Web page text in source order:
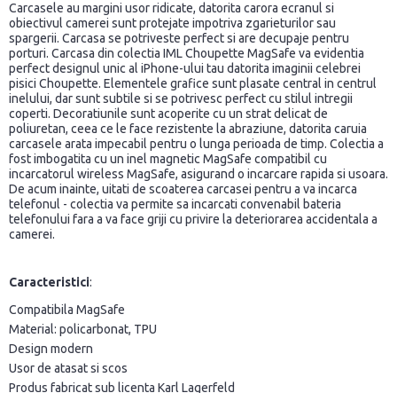
Carcasele au margini usor ridicate, datorita carora ecranul si
obiectivul camerei sunt protejate impotriva zgarieturilor sau
spargerii. Carcasa se potriveste perfect si are decupaje pentru
porturi. Carcasa din colectia IML Choupette MagSafe va evidentia
perfect designul unic al iPhone-ului tau datorita imaginii celebrei
pisici Choupette. Elementele grafice sunt plasate central in centrul
inelului, dar sunt subtile si se potrivesc perfect cu stilul intregii
coperti. Decoratiunile sunt acoperite cu un strat delicat de
poliuretan, ceea ce le face rezistente la abraziune, datorita caruia
carcasele arata impecabil pentru o lunga perioada de timp. Colectia a
fost imbogatita cu un inel magnetic MagSafe compatibil cu
incarcatorul wireless MagSafe, asigurand o incarcare rapida si usoara.
De acum inainte, uitati de scoaterea carcasei pentru a va incarca
telefonul - colectia va permite sa incarcati convenabil bateria
telefonului fara a va face griji cu privire la deteriorarea accidentala a
camerei.
Caracteristici:
Compatibila MagSafe
Material: policarbonat, TPU
Design modern
Usor de atasat si scos
Produs fabricat sub licenta Karl Lagerfeld